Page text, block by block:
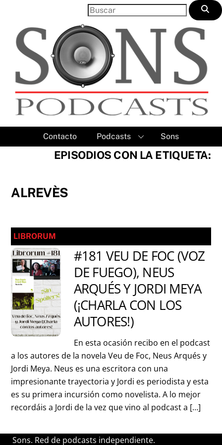
content
Contacto Podcasts Sons
EPISODIOS CON LA ETIQUETA:
ALREVÈS
LIBRORUM
#181 VEU DE FOC (VOZ
DE FUEGO), NEUS
ARQUÉS Y JORDI MEYA
(¡CHARLA CON LOS
AUTORES!)
En esta ocasión recibo en el podcast
a los autores de la novela Veu de Foc, Neus Arqués y
Jordi Meya. Neus es una escritora con una
impresionante trayectoria y Jordi es periodista y esta
es su primera incursión como novelista. A lo mejor
recordáis a Jordi de la vez que vino al podcast a […]
Sons. Red de podcasts independiente.